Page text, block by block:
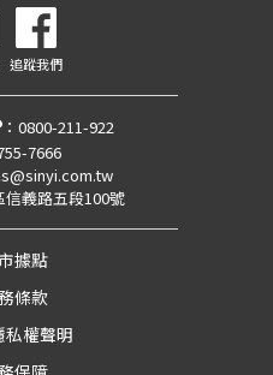
追蹤我們
： 0800-211-922
7666
信義路五段100號
據點
條款
私權聲明